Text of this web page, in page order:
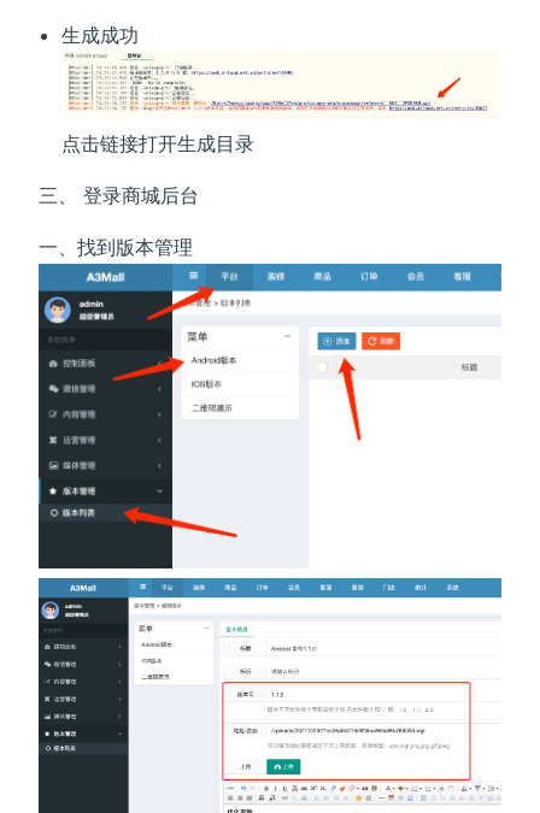
生成成功
点击链接打开生成目录
三、 登录商城后台
一、找到版本管理